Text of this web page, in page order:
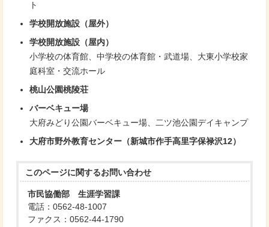
ト
学校開放施設（屋外）
学校開放施設（屋内）
小学校の体育館、中学校の体育館・武道場、大東小学校家
庭科室・交流ホール
桃山公園桃陵荘
バーベキュー場
大府みどり公園バーベキュー場、二ツ池公園デイキャンプ
大府市野外教育センター（新城市作手高里字保禄沢12）
このページに関するお問い合わせ
市民協働部 生涯学習課
電話：0562-48-1007
ファクス：0562-44-1790